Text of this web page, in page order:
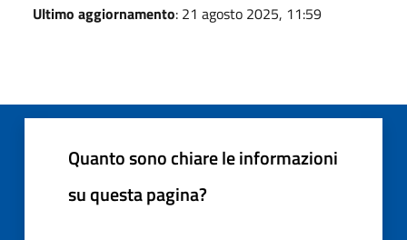
Ultimo aggiornamento: 21 agosto 2025, 11:59
Quanto sono chiare le informazioni
su questa pagina?